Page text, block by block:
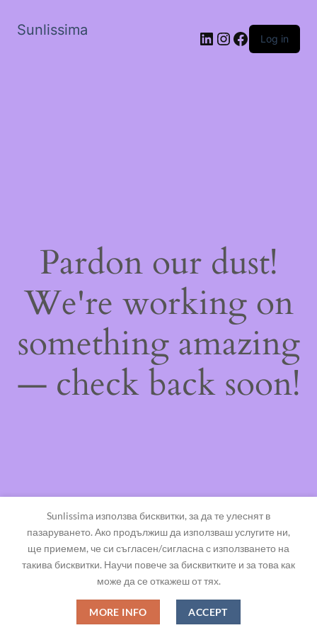
Sunlissima LinkedIn
Instagram
Facebook
Log in
Pardon our dust!
We're working on
something amazing
— check back soon!
Sunlissima използва бисквитки, за да те улеснят в
пазаруването. Ако продължиш да използваш услугите ни,
ще приемем, че си съгласен/сигласна с използването на
такива бисквитки. Научи повече за бисквитките и за това как
може да се откажеш от тях.
MORE INFO ACCEPT